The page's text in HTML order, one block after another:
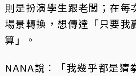
則是扮演學生跟老闆；在每
場景轉換，想傳達「只要我
算」。
NANA說：「我幾乎都是猜